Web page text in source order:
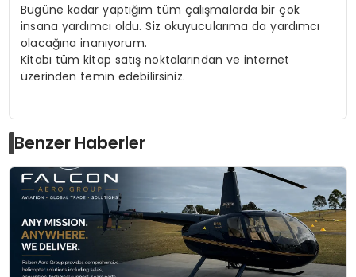
Bugüne kadar yaptığım tüm çalışmalarda bir çok
insana yardımcı oldu. Siz okuyucularıma da yardımcı
olacağına inanıyorum.
Kitabı tüm kitap satış noktalarından ve internet
üzerinden temin edebilirsiniz.
Benzer Haberler